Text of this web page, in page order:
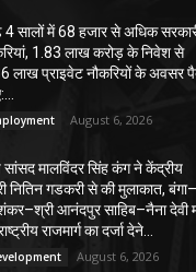
4 सालों में 68 हजार से अधिक
1.83 लाख करोड़ के निवेश से
लाख प्राइवेट नौकरियों के अवसर
August 6, 2026
मालविंदर सिंह कंग ने केंद्रीय
नितिन गडकरी से की मुलाकात,
आनंदपुर साहिब–नैना देवी
राजमार्ग का दर्जा देने...
August 6, 2026